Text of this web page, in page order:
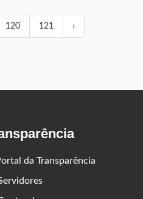
120 121 ›
da Transparência